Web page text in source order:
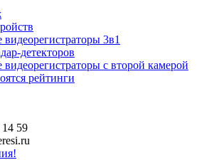
3в1
детекторов
с второй камерой
рейтинги
59